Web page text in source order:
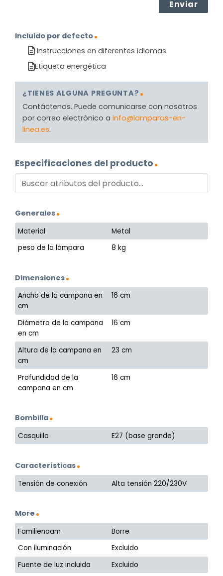
Incluido por defecto
Instrucciones en diferentes idiomas
Etiqueta energética
¿TIENES ALGUNA PREGUNTA?
Contáctenos. Puede comunicarse con nosotros
por correo electrónico a info@lamparas-en-
linea.es.
Especificaciones del producto
Generales
Material
Metal
peso de la lámpara
8 kg
Dimensiones
Ancho de la campana en
cm
16 cm
Diámetro de la campana
en cm
16 cm
Altura de la campana en
cm
23 cm
Profundidad de la
campana en cm
16 cm
Bombilla
Casquillo E27 (base grande)
Características
Tensión de conexión Alta tensión 220/230V
More
Familienaam
Borre
Con iluminación
Excluido
Fuente de luz incluida
Excluido